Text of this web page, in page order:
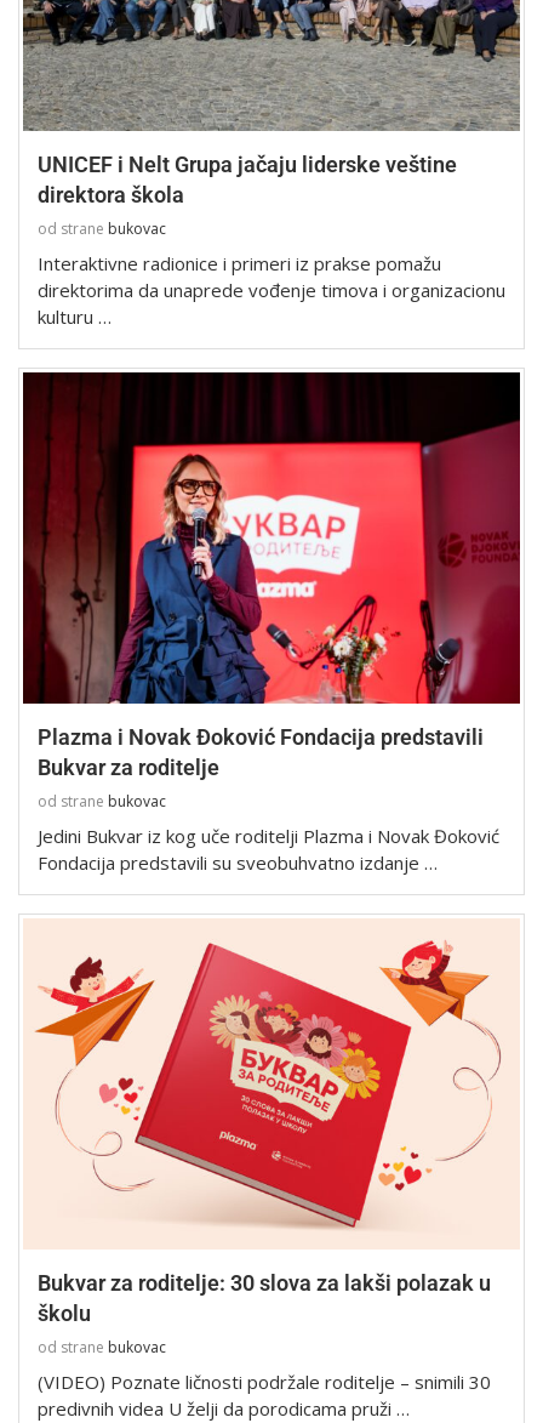
UNICEF i Nelt Grupa jačaju liderske veštine
direktora škola
od strane bukovac
Interaktivne radionice i primeri iz prakse pomažu
direktorima da unaprede vođenje timova i organizacionu
kulturu …
Plazma i Novak Đoković Fondacija predstavili
Bukvar za roditelje
od strane bukovac
Jedini Bukvar iz kog uče roditelji Plazma i Novak Đoković
Fondacija predstavili su sveobuhvatno izdanje …
Bukvar za roditelje: 30 slova za lakši polazak u
školu
od strane bukovac
(VIDEO) Poznate ličnosti podržale roditelje – snimili 30
predivnih videa U želji da porodicama pruži …